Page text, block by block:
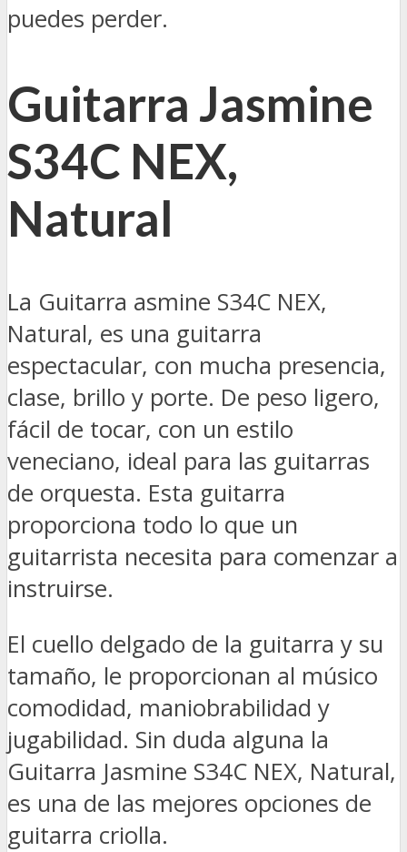
puedes perder.
Guitarra Jasmine
S34C NEX,
Natural
La Guitarra asmine S34C NEX,
Natural, es una guitarra
espectacular, con mucha presencia,
clase, brillo y porte. De peso ligero,
fácil de tocar, con un estilo
veneciano, ideal para las guitarras
de orquesta. Esta guitarra
proporciona todo lo que un
guitarrista necesita para comenzar a
instruirse.
El cuello delgado de la guitarra y su
tamaño, le proporcionan al músico
comodidad, maniobrabilidad y
jugabilidad. Sin duda alguna la
Guitarra Jasmine S34C NEX, Natural,
es una de las mejores opciones de
guitarra criolla.